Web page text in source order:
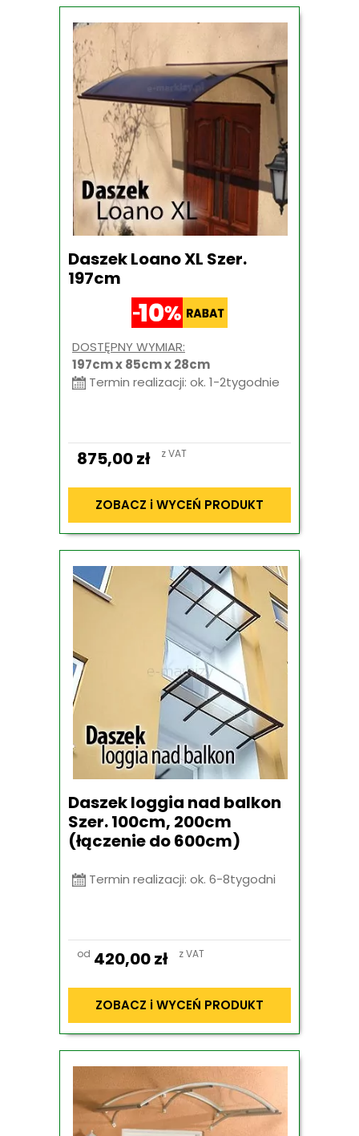
Daszek Loano XL Szer.
197cm
DOSTĘPNY WYMIAR:
197cm x 85cm x 28cm
Termin realizacji: ok. 1-2tygodnie
875,00zł z VAT
ZOBACZ i WYCEŃ PRODUKT
Daszek loggia nad balkon
Szer. 100cm, 200cm
(łączenie do 600cm)
Termin realizacji: ok. 6-8tygodni
od 420,00zł z VAT
ZOBACZ i WYCEŃ PRODUKT